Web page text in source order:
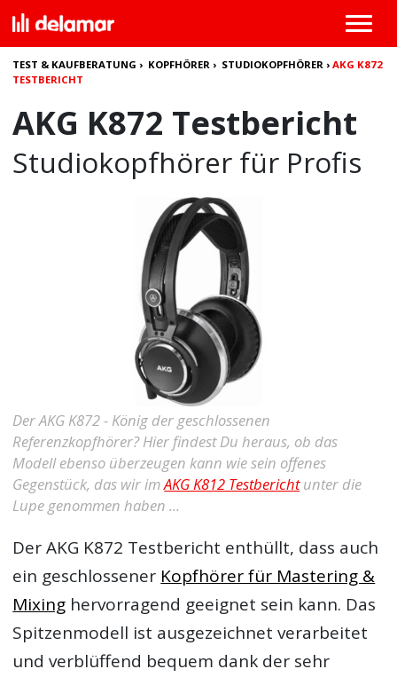
TEST & KAUFBERATUNG › KOPFHÖRER › STUDIOKOPFHÖRER ›AKG K872
TESTBERICHT
AKG K872 Testbericht
Studiokopfhörer für Profis
Der AKG K872 - König der geschlossenen
Referenzkopfhörer? Hier findest Du heraus, ob das
Modell ebenso überzeugen kann wie sein offenes
Gegenstück, das wir imAKG K812 Testberichtunter die
Lupe genommen haben ...
DerAKG K872 Testbericht enthüllt, dass auch
ein geschlossener Kopfhörer für Mastering &
Mixing hervorragend geeignet sein kann. Das
Spitzenmodell ist ausgezeichnet verarbeitet
und verblüffend bequem dank der sehr